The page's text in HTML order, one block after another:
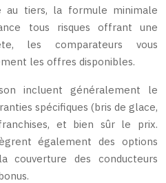
au tiers, la formule minimale
tous risques offrant une
les comparateurs vous
les offres disponibles.
incluent généralement le
spécifiques (bris de glace,
et bien sûr le prix.
également des options
couverture des conducteurs